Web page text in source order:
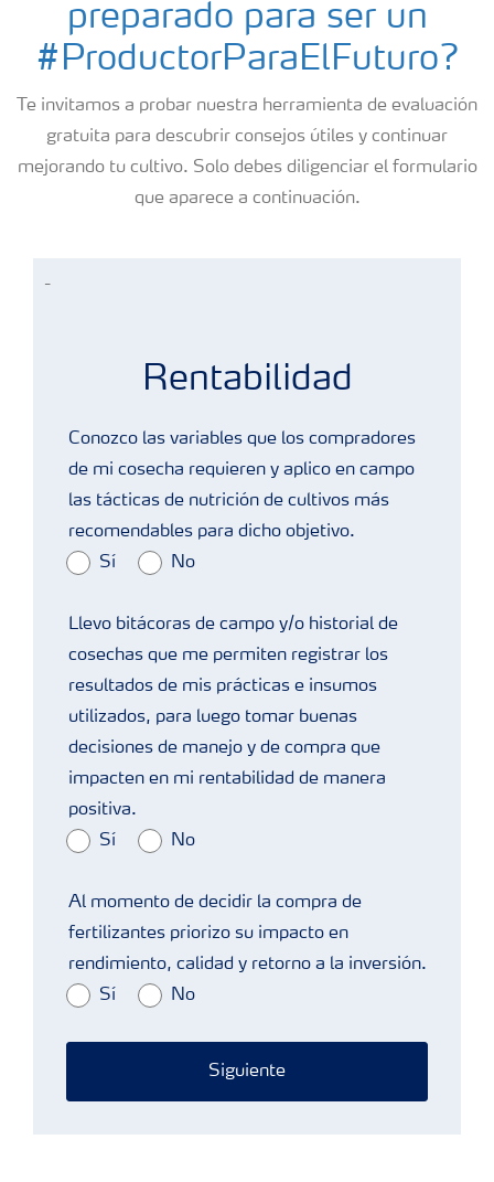
preparado para ser un
#ProductorParaElFuturo?
Te invitamos a probar nuestra herramienta de evaluación
gratuita para descubrir consejos útiles y continuar
mejorando tu cultivo. Solo debes diligenciar el formulario
que aparece a continuación.
-
Rentabilidad
Conozco las variables que los compradores
de mi cosecha requieren y aplico en campo
las tácticas de nutrición de cultivos más
recomendables para dicho objetivo.
Sí
No
Llevo bitácoras de campo y/o historial de
cosechas que me permiten registrar los
resultados de mis prácticas e insumos
utilizados, para luego tomar buenas
decisiones de manejo y de compra que
impacten en mi rentabilidad de manera
positiva.
Sí
No
Al momento de decidir la compra de
fertilizantes priorizo su impacto en
rendimiento, calidad y retorno a la inversión.
Sí
No
Siguiente